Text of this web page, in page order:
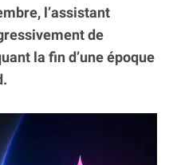
l’assistant
de
la fin d’une époque